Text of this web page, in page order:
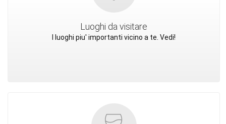
Luoghi da visitare
I luoghi piu' importanti vicino a te. Vedi!